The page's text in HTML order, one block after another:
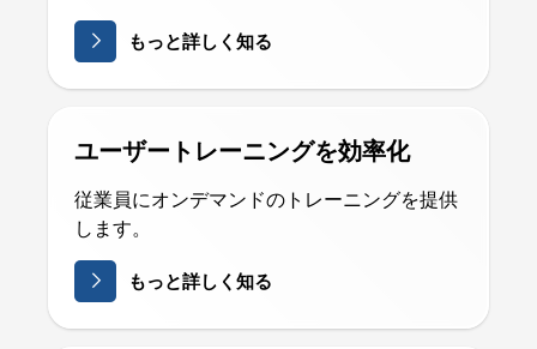
もっと詳しく知る
ユーザートレーニングを効率化
従業員にオンデマンドのトレーニングを提供
します。
もっと詳しく知る